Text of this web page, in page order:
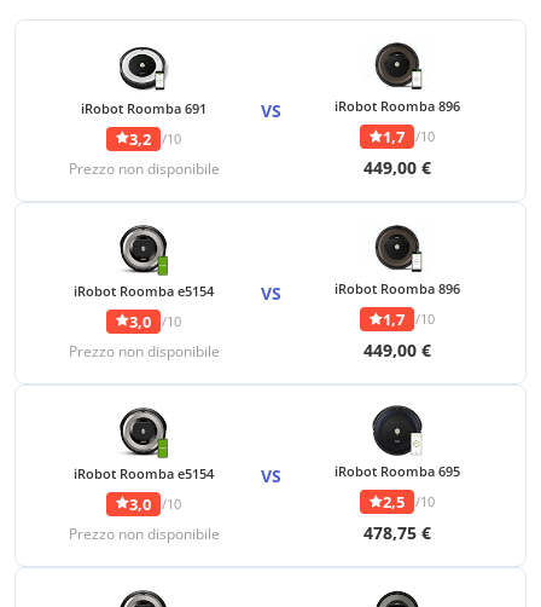
iRobot Roomba 691
3,2 /10
Prezzo non disponibile
VS iRobot Roomba 896
1,7 /10
449,00 €
iRobot Roomba e5154
3,0 /10
Prezzo non disponibile
VS iRobot Roomba 896
1,7 /10
449,00 €
iRobot Roomba e5154
3,0 /10
Prezzo non disponibile
VS iRobot Roomba 695
2,5 /10
478,75 €